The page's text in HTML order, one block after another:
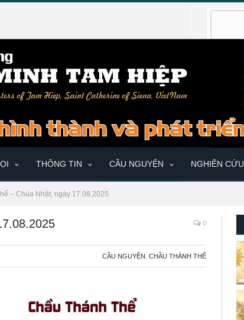
THÔNG TIN CẦU NGUYỆN NGHIÊN CỨU
– Chúa Nhật, ngày 17.08.2025
0
CẦU NGUYỆN CHẦU THÁNH THỂ